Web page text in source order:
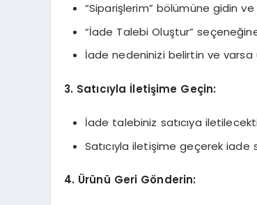
“Siparişlerim” bölümüne gidin
“İade Talebi Oluştur” seçeneğine
İade nedeninizi belirtin ve varsa
3. Satıcıyla İletişime Geçin:
İade talebiniz satıcıya
Satıcıyla iletişime geçerek iade
4. Ürünü Geri Gönderin: